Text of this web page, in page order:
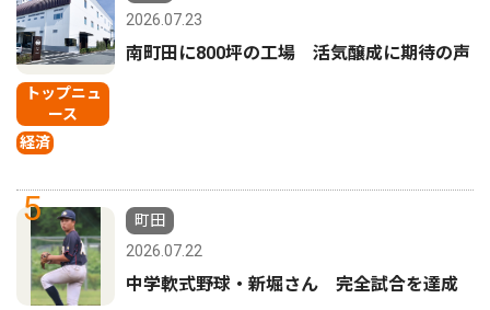
トップニュ
ース
経済
2026.07.23
南町田に800坪の工場 活気醸成に期待の声
5
町田
2026.07.22
中学軟式野球・新堀さん 完全試合を達成